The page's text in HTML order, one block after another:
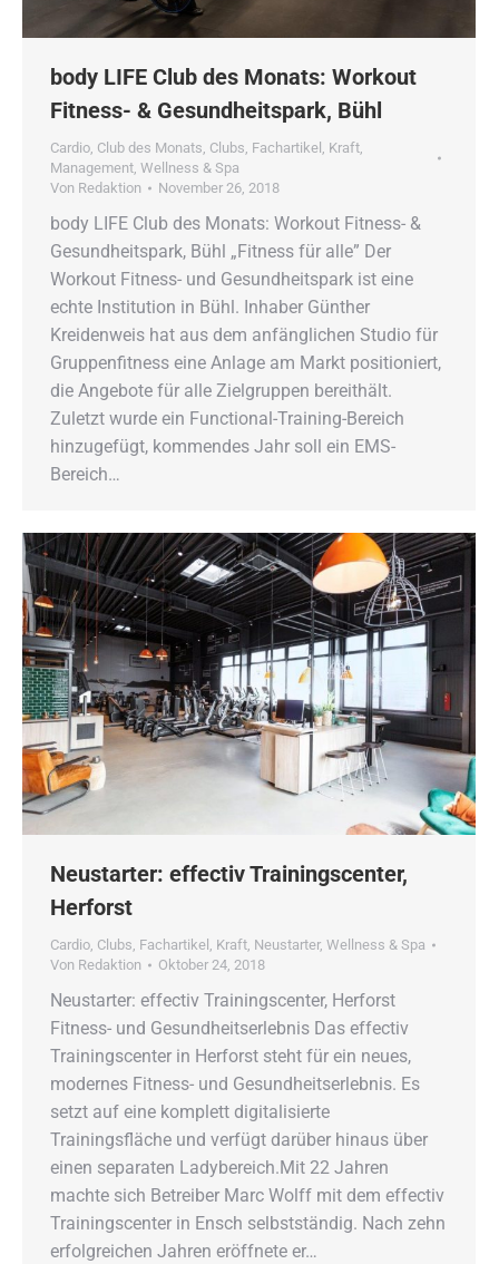
body LIFE Club des Monats: Workout
Fitness- & Gesundheitspark, Bühl
Cardio Club des Monats Clubs Fachartikel Kraft
Management Wellness & Spa
Von Redaktion November 26, 2018
body LIFE Club des Monats: Workout Fitness- &
Gesundheitspark, Bühl „Fitness für alle” Der
Workout Fitness- und Gesundheitspark ist eine
echte Institution in Bühl. Inhaber Günther
Kreidenweis hat aus dem anfänglichen Studio für
Gruppenfitness eine Anlage am Markt positioniert,
die Angebote für alle Zielgruppen bereithält.
Zuletzt wurde ein Functional-Training-Bereich
hinzugefügt, kommendes Jahr soll ein EMS-
Bereich…
Neustarter: effectiv Trainingscenter,
Herforst
Cardio, Clubs, Fachartikel , Kraft, Neustarter, Wellness & Spa
Von Redaktion Oktober 24, 2018
Neustarter: effectiv Trainingscenter, Herforst
Fitness- und Gesundheitserlebnis Das effectiv
Trainingscenter in Herforst steht für ein neues,
modernes Fitness- und Gesundheitserlebnis. Es
setzt auf eine komplett digitalisierte
Trainingsfläche und verfügt darüber hinaus über
einen separaten Ladybereich.Mit 22 Jahren
machte sich Betreiber Marc Wolff mit dem effectiv
Trainingscenter in Ensch selbstständig. Nach zehn
erfolgreichen Jahren eröffnete er…